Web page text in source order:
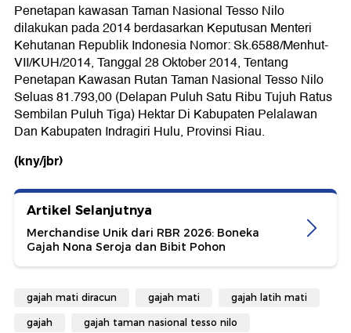
Penetapan kawasan Taman Nasional Tesso Nilo
dilakukan pada 2014 berdasarkan Keputusan Menteri
Kehutanan Republik Indonesia Nomor: Sk.6588/Menhut-
VII/KUH/2014, Tanggal 28 Oktober 2014, Tentang
Penetapan Kawasan Rutan Taman Nasional Tesso Nilo
Seluas 81.793,00 (Delapan Puluh Satu Ribu Tujuh Ratus
Sembilan Puluh Tiga) Hektar Di Kabupaten Pelalawan
Dan Kabupaten Indragiri Hulu, Provinsi Riau.
(kny/jbr)
Artikel Selanjutnya
Merchandise Unik dari RBR 2026: Boneka
Gajah Nona Seroja dan Bibit Pohon
gajah mati diracun gajah mati gajah latih mati
gajah gajah taman nasional tesso nilo